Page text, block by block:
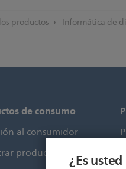
¿Es
productos Informática de
de consumo
al consumidor
producto